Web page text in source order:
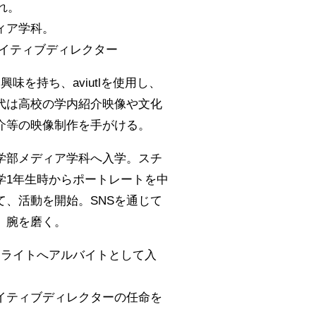
学科。
ティブディレクター
味を持ち、aviutlを使用し、
は高校の学内紹介映像や文化
の映像制作を手がける。
部メディア学科へ入学。スチ
年生時からポートレートを中
活動を開始。SNSを通じて
を磨く。
イトへアルバイトとして入
ティブディレクターの任命を